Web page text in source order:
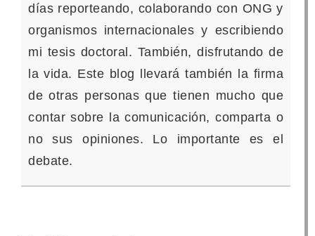
días reporteando, colaborando con ONG y
organismos internacionales y escribiendo
mi tesis doctoral. También, disfrutando de
la vida. Este blog llevará también la firma
de otras personas que tienen mucho que
contar sobre la comunicación, comparta o
no sus opiniones. Lo importante es el
debate.